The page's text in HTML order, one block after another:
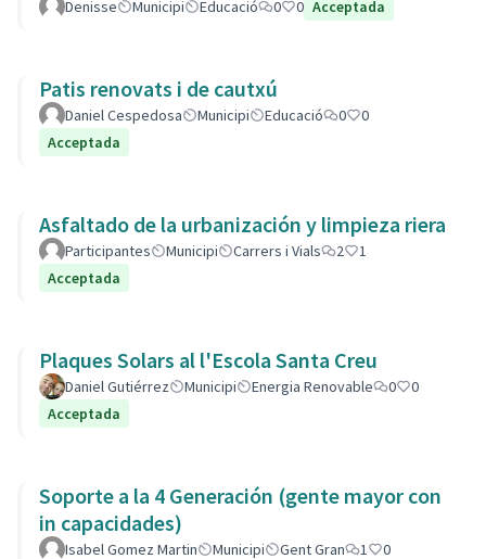
Denisse Municipi Educació 0 0 Acceptada
Patis renovats i de cautxú
Daniel Cespedosa Municipi Educació 0
0
Acceptada
Asfaltado de la urbanización y limpieza riera
Participantes Municipi Carrers i Vials 2
1
Acceptada
Plaques Solars al l'Escola Santa Creu
Daniel Gutiérrez Municipi Energia Renovable 0
0
Acceptada
Soporte a la 4 Generación (gente mayor con
in capacidades)
Isabel Gomez Martin Municipi Gent Gran 1
0